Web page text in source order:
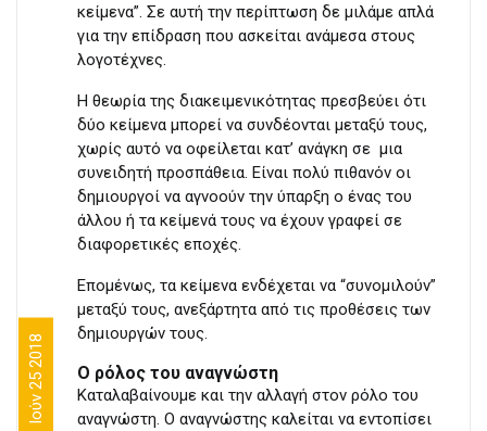
Ιούν 25 2018
κείμενα”. Σε αυτή την περίπτωση δε μιλάμε απλά
για την επίδραση που ασκείται ανάμεσα στους
λογοτέχνες.
Η θεωρία της διακειμενικότητας πρεσβεύει ότι
δύο κείμενα μπορεί να συνδέονται μεταξύ τους,
χωρίς αυτό να οφείλεται κατ’ ανάγκη σε μια
συνειδητή προσπάθεια. Είναι πολύ πιθανόν οι
δημιουργοί να αγνοούν την ύπαρξη ο ένας του
άλλου ή τα κείμενά τους να έχουν γραφεί σε
διαφορετικές εποχές.
Επομένως, τα κείμενα ενδέχεται να “συνομιλούν”
μεταξύ τους, ανεξάρτητα από τις προθέσεις των
δημιουργών τους.
Ο ρόλος του αναγνώστη
Καταλαβαίνουμε και την αλλαγή στον ρόλο του
αναγνώστη. Ο αναγνώστης καλείται να εντοπίσει